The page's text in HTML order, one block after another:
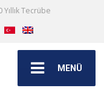
Tecrübe
MENÜ